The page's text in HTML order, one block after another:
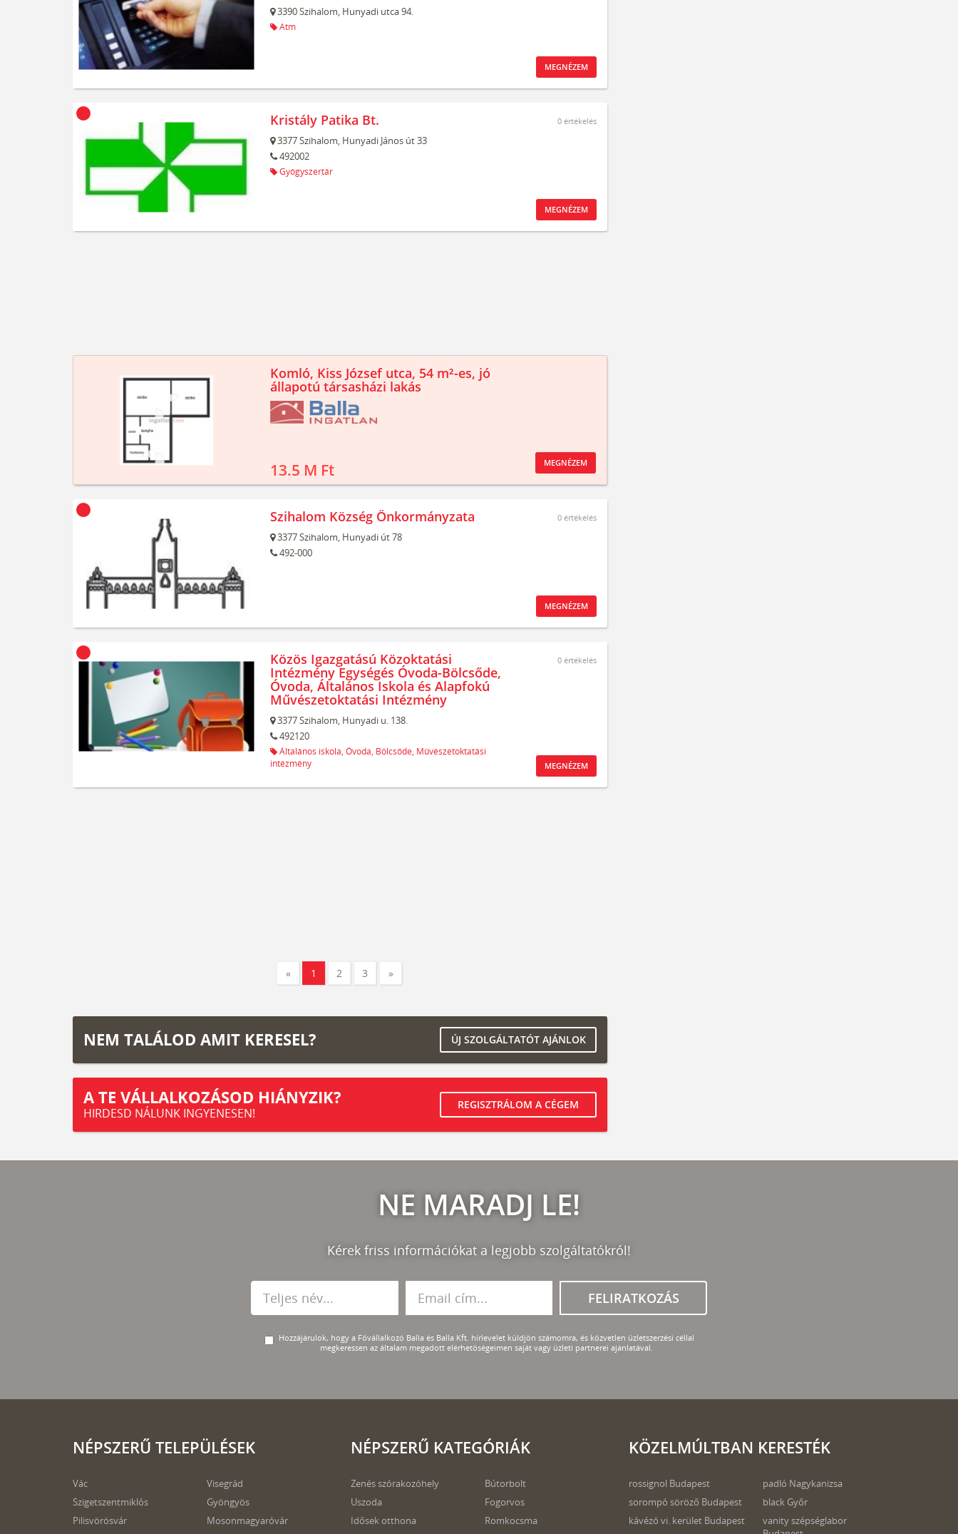
3390Szihalom, Hunyadi utca 94.
Atm
MEGNÉZEM
Kristály Patika Bt.
3377Szihalom, Hunyadi János út 33
492002
Gyógyszertár
0 értékelés
MEGNÉZEM
Komló, Kiss József utca, 54 m²-es, jó
állapotú társasházi lakás
13.5 M Ft MEGNÉZEM
Szihalom Község Önkormányzata
3377Szihalom, Hunyadi út 78
492-000
0 értékelés
MEGNÉZEM
Közös Igazgatású Közoktatási
Intézmény Egységés Óvoda-Bölcsőde,
Óvoda, Általános Iskola és Alapfokú
Művészetoktatási Intézmény
3377Szihalom, Hunyadi u. 138.
492120
Általános iskola, Óvoda, Bölcsőde, Művészetoktatási
intézmény
0 értékelés
MEGNÉZEM
« 1 2 3 »
NEM TALÁLOD AMIT KERESEL? ÚJ SZOLGÁLTATÓT AJÁNLOK
A TE VÁLLALKOZÁSOD HIÁNYZIK?
HIRDESD NÁLUNK INGYENESEN!
REGISZTRÁLOM A CÉGEM
NE MARADJ LE!
Kérek friss információkat a legjobb szolgáltatókról!
FELIRATKOZÁS
Hozzájárulok, hogy a Fővállalkozó Balla és Balla Kft. hírlevelet küldjön számomra, és közvetlen üzletszerzési céllal
megkeressen az általam megadott elérhetőségeimen saját vagy üzleti partnerei ajánlatával.
NÉPSZERŰ TELEPÜLÉSEK
Vác
Szigetszentmiklós
Pilisvörösvár
Visegrád
Gyöngyös
Mosonmagyaróvár
NÉPSZERŰ KATEGÓRIÁK
Zenés szórakozóhely
Uszoda
Idősek otthona
Bútorbolt
Fogorvos
Romkocsma
KÖZELMÚLTBAN KERESTÉK
rossignol Budapest
sorompó söröző Budapest
kávézó vi. kerület Budapest
padló Nagykanizsa
black Győr
vanity szépséglabor